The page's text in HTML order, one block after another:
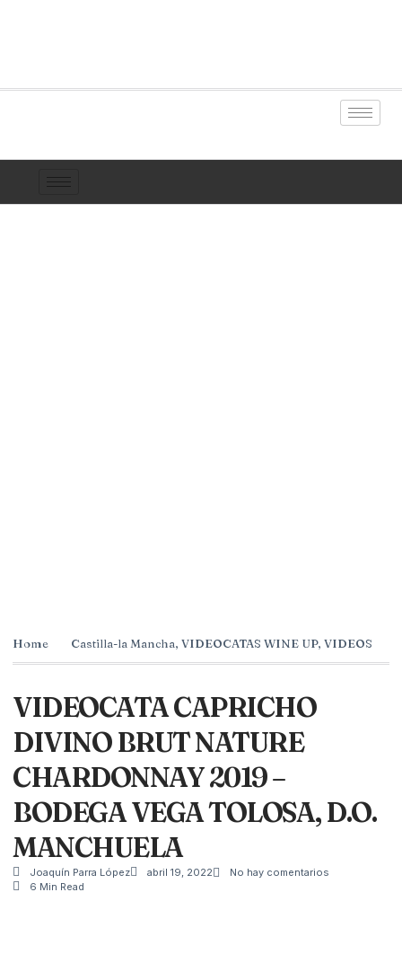
Home Castilla-la Mancha, VIDEOCATAS WINE UP, VIDEOS
VIDEOCATA CAPRICHO
DIVINO BRUT NATURE
CHARDONNAY 2019 –
BODEGA VEGA TOLOSA, D.O.
MANCHUELA
Joaquín Parra López abril 19, 2022
No hay comentarios
6 Min Read